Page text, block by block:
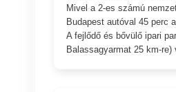
Mivel a 2-es számú
Budapest autóval 45 perc
A fejlődő és bővülő ipari
Balassagyarmat 25 km-